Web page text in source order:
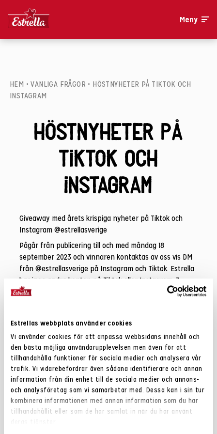
Estrellas webbplats använder cookies
Vi använder cookies för att anpassa webbsidans innehåll och
den bästa möjliga användarupplevelsen men även för att
tillhandahålla funktioner för sociala medier och analysera vår
trafik. Vi vidarebefordrar även sådana identifierare och annan
information från din enhet till de sociala medier och annons-
och analysföretag som vi samarbetar med. Dessa kan i sin tur
kombinera informationen med annan information som du har
tillhandahållit eller som de har samlat in när du har använt
Meny
HEM •VANLIGA FRÅGOR • HÖSTNYHETER PÅ TIKTOK OCH
INSTAGRAM
Höstnyheter på
Tiktok och
Instagram
Giveaway med årets krispiga nyheter på Tiktok och
Instagram @estrellasverige
Pågår från publicering till och med måndag 18
september 2023 och vinnaren kontaktas av oss vis DM
från @estrellasverige på Instagram och Tiktok. Estrella
har inga andra konton på Tiktok eller Instagram. 3
vinnare dras slumpmässigt av Estrella och kan inte
målsmans godkännande. Vinnare måste vara bosatt i
Sverige. Användarnamn på vinnare publiceras på
Estrellas hemsida och/eller sociala medier efter
dragningen. Om den kontaktade vinnaren inte svarar
inom 48 timmar kan vinsten gå vidare.
Personuppgifter används för att hantera tävlingen och
kontakta vinnaren i enlighet med Estrellas